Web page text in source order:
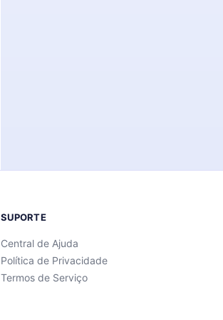
SUPORTE
Central de Ajuda
Política de Privacidade
Termos de Serviço